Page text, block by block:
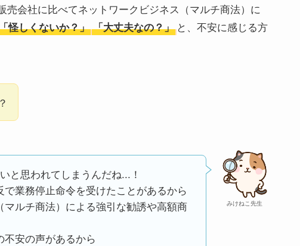
会社に比べてネットワークビジネス（マルチ商法）に
怪しくないか？」 「大丈夫なの？」 と、不安に感じる方
みけねこ先生
と思われてしまうんだね...！
で業務停止命令を受けたことがあるから
マルチ商法）による強引な勧誘や高額商
不安の声があるから